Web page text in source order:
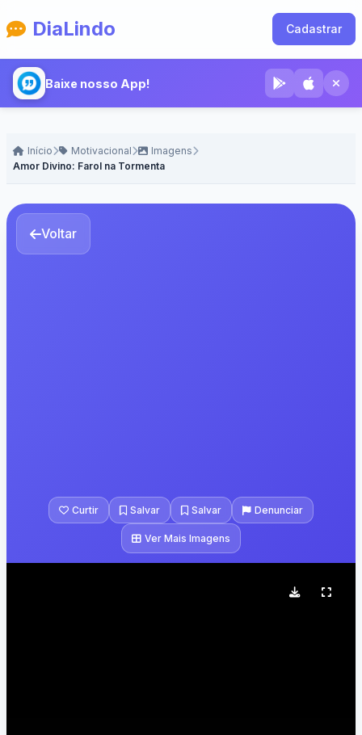
DiaLindo Cadastrar
Baixe nosso App!
Início Motivacional
Imagens
Amor Divino: Farol na Tormenta
Voltar
Curtir Salvar Salvar Denunciar
Ver Mais Imagens